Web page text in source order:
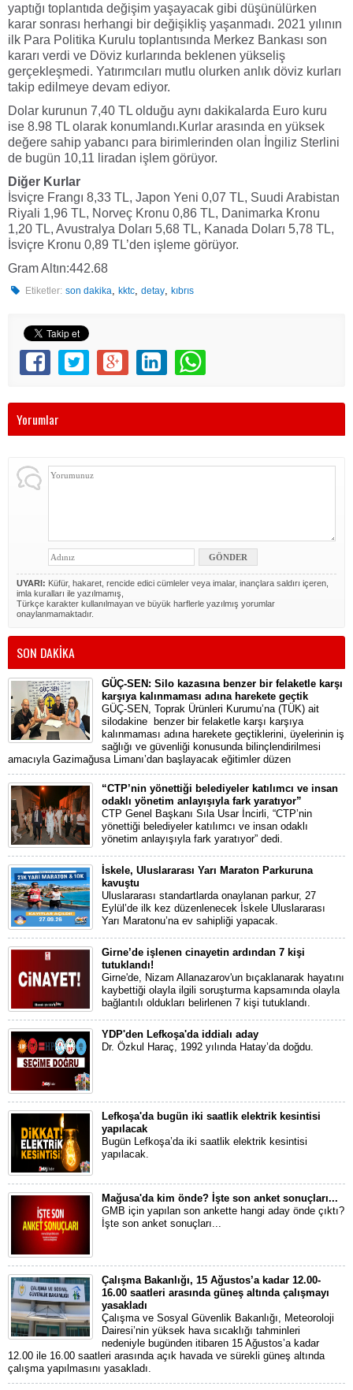
yaptığı toplantıda değişim yaşayacak gibi düşünülürken
karar sonrası herhangi bir değişikliş yaşanmadı. 2021 yılının
ilk Para Politika Kurulu toplantısında Merkez Bankası son
kararı verdi ve Döviz kurlarında beklenen yükseliş
gerçekleşmedi. Yatırımcıları mutlu olurken anlık döviz kurları
takip edilmeye devam ediyor.
Dolar kurunun 7,40 TL olduğu aynı dakikalarda Euro kuru
ise 8.98 TL olarak konumlandı.Kurlar arasında en yüksek
değere sahip yabancı para birimlerinden olan İngiliz Sterlini
de bugün 10,11 liradan işlem görüyor.
Diğer Kurlar
İsviçre Frangı 8,33 TL, Japon Yeni 0,07 TL, Suudi Arabistan
Riyali 1,96 TL, Norveç Kronu 0,86 TL, Danimarka Kronu
1,20 TL, Avustralya Doları 5,68 TL, Kanada Doları 5,78 TL,
İsviçre Kronu 0,89 TL’den işleme görüyor.
Gram Altın:442.68
Etiketler: son dakika ,kktc ,detay ,kıbrıs
Yorumlar
UYARI: Küfür, hakaret, rencide edici cümleler veya imalar, inançlara saldırı içeren,
imla kuralları ile yazılmamış,
Türkçe karakter kullanılmayan ve büyük harflerle yazılmış yorumlar
onaylanmamaktadır.
SON DAKİKA
GÜÇ-SEN: Silo kazasına benzer bir felaketle karşı
karşıya kalınmaması adına harekete geçtik
GÜÇ-SEN, Toprak Ürünleri Kurumu’na (TÜK) ait
silodakine benzer bir felaketle karşı karşıya
kalınmaması adına harekete geçtiklerini, üyelerinin iş
sağlığı ve güvenliği konusunda bilinçlendirilmesi
amacıyla Gazimağusa Limanı’dan başlayacak eğitimler düzen
“CTP’nin yönettiği belediyeler katılımcı ve insan
odaklı yönetim anlayışıyla fark yaratıyor”
CTP Genel Başkanı Sıla Usar İncirli, “CTP’nin
yönettiği belediyeler katılımcı ve insan odaklı
yönetim anlayışıyla fark yaratıyor” dedi.
İskele, Uluslararası Yarı Maraton Parkuruna
kavuştu
Uluslararası standartlarda onaylanan parkur, 27
Eylül’de ilk kez düzenlenecek İskele Uluslararası
Yarı Maratonu’na ev sahipliği yapacak.
Girne’de işlenen cinayetin ardından 7 kişi
tutuklandı!
Girne'de, Nizam Allanazarov'un bıçaklanarak hayatını
kaybettiği olayla ilgili soruşturma kapsamında olayla
bağlantılı oldukları belirlenen 7 kişi tutuklandı.
YDP'den Lefkoşa'da iddialı aday
Dr. Özkul Haraç, 1992 yılında Hatay’da doğdu.
Lefkoşa'da bugün iki saatlik elektrik kesintisi
yapılacak
Bugün Lefkoşa’da iki saatlik elektrik kesintisi
yapılacak.
Mağusa'da kim önde? İşte son anket sonuçları...
GMB için yapılan son ankette hangi aday önde çıktı?
İşte son anket sonuçları...
Çalışma Bakanlığı, 15 Ağustos’a kadar 12.00-
16.00 saatleri arasında güneş altında çalışmayı
yasakladı
Çalışma ve Sosyal Güvenlik Bakanlığı, Meteoroloji
Dairesi’nin yüksek hava sıcaklığı tahminleri
nedeniyle bugünden itibaren 15 Ağustos’a kadar
12.00 ile 16.00 saatleri arasında açık havada ve sürekli güneş altında
çalışma yapılmasını yasakladı.